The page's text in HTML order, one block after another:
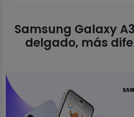
Samsung Galaxy
delgado, más